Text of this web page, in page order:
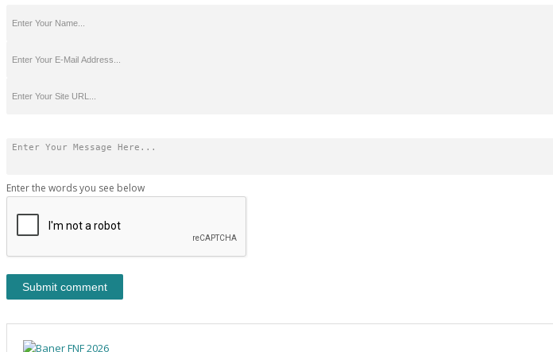
Enter the words you see below